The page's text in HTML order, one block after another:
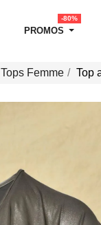
PROMOS
-80%
Tops Femme Top